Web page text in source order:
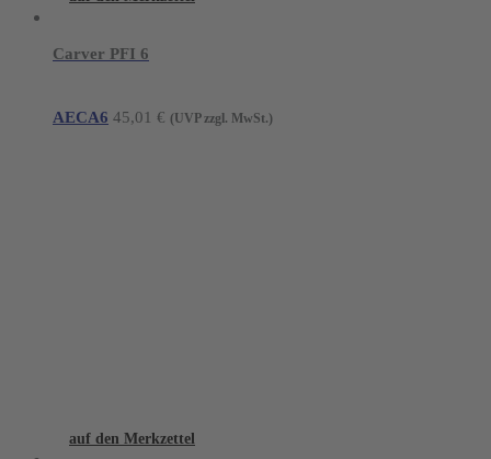
Carver PFI 6
AECA6 45,01 € (UVP zzgl. MwSt.)
auf den Merkzettel